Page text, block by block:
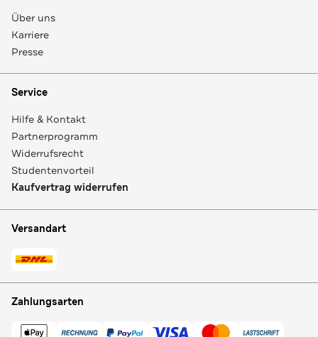
Über uns
Karriere
Presse
Service
Hilfe & Kontakt
Partnerprogramm
Widerrufsrecht
Studentenvorteil
Kaufvertrag widerrufen
Versandart
Zahlungsarten